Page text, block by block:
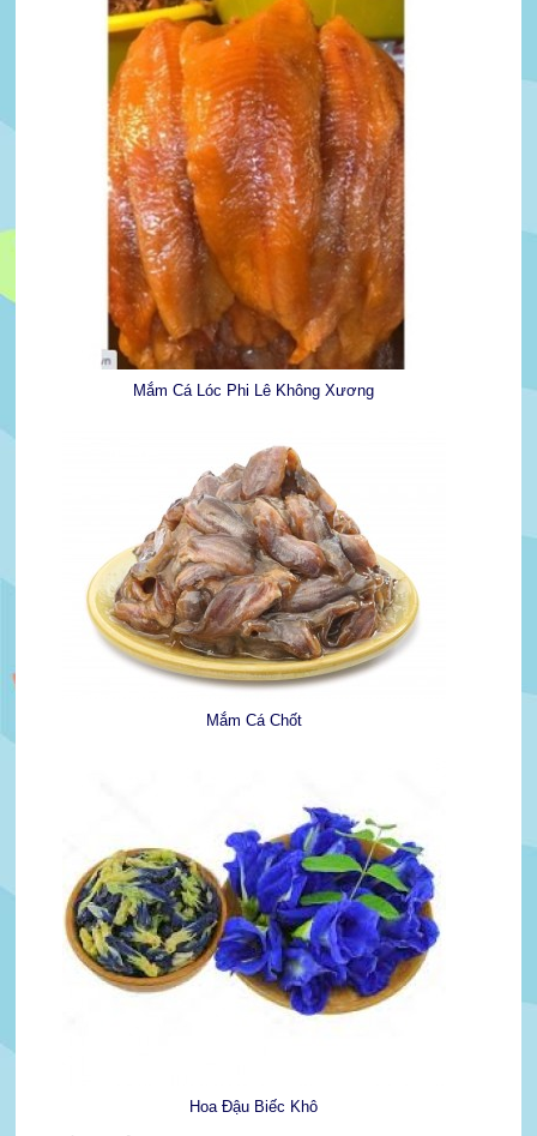
Mắm Cá Lóc Phi Lê Không Xương
Mắm Cá Chốt
Hoa Đậu Biếc Khô